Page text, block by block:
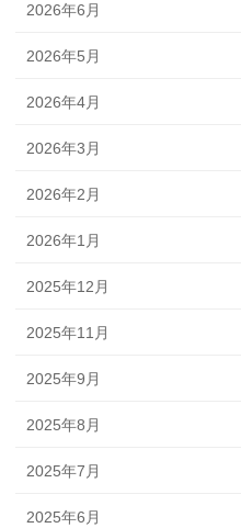
2026年6月
2026年5月
2026年4月
2026年3月
2026年2月
2026年1月
2025年12月
2025年11月
2025年9月
2025年8月
2025年7月
2025年6月